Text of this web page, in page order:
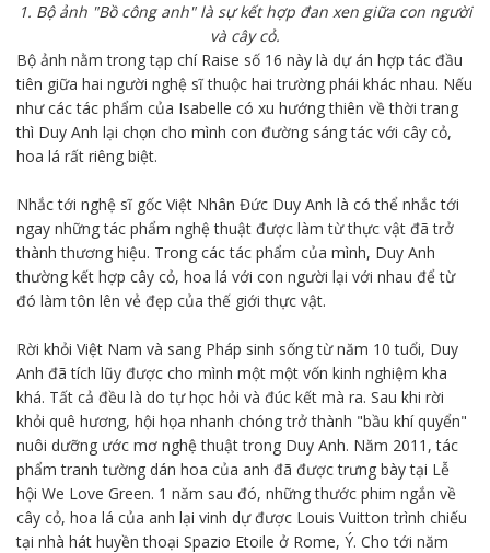
1. Bộ ảnh "Bồ công anh" là sự kết hợp đan xen giữa con người
và cây cỏ.
Bộ ảnh nằm trong tạp chí Raise số 16 này là dự án hợp tác đầu
tiên giữa hai người nghệ sĩ thuộc hai trường phái khác nhau. Nếu
như các tác phẩm của Isabelle có xu hướng thiên về thời trang
thì Duy Anh lại chọn cho mình con đường sáng tác với cây cỏ,
hoa lá rất riêng biệt.
Nhắc tới nghệ sĩ gốc Việt Nhân Đức Duy Anh là có thể nhắc tới
ngay những tác phẩm nghệ thuật được làm từ thực vật đã trở
thành thương hiệu. Trong các tác phẩm của mình, Duy Anh
thường kết hợp cây cỏ, hoa lá với con người lại với nhau để từ
đó làm tôn lên vẻ đẹp của thế giới thực vật.
Rời khỏi Việt Nam và sang Pháp sinh sống từ năm 10 tuổi, Duy
Anh đã tích lũy được cho mình một một vốn kinh nghiệm kha
khá. Tất cả đều là do tự học hỏi và đúc kết mà ra. Sau khi rời
khỏi quê hương, hội họa nhanh chóng trở thành "bầu khí quyển"
nuôi dưỡng ước mơ nghệ thuật trong Duy Anh. Năm 2011, tác
phẩm tranh tường dán hoa của anh đã được trưng bày tại Lễ
hội We Love Green. 1 năm sau đó, những thước phim ngắn về
cây cỏ, hoa lá của anh lại vinh dự được Louis Vuitton trình chiếu
tại nhà hát huyền thoại Spazio Etoile ở Rome, Ý. Cho tới năm